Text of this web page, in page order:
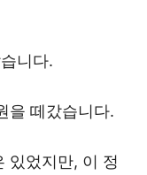
니다.
을 떼갔습니다.
있었지만, 이 정